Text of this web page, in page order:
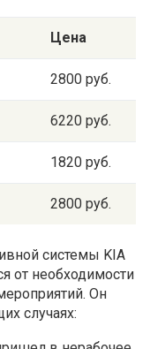
Цена
2800 руб.
6220 руб.
1820 руб.
2800 руб.
системы KIA
от необходимости
Он
случаях: